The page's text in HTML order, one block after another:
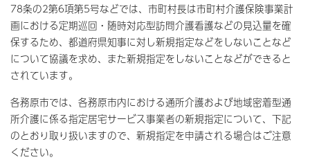
78条の2第6項第5号などでは、市町村長は市町村介護保険事業計
画における定期巡回・随時対応型訪問介護看護などの見込量を確
保するため、都道府県知事に対し新規指定などをしないことなど
について協議を求め、また新規指定をしないことなどができると
されています。
各務原市では、各務原市内における通所介護および地域密着型通
所介護に係る指定居宅サービス事業者の新規指定について、下記
のとおり取り扱いますので、新規指定を申請される場合はご注意
ください。